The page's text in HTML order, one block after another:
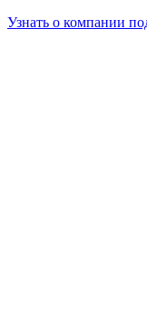
Узнать о компании